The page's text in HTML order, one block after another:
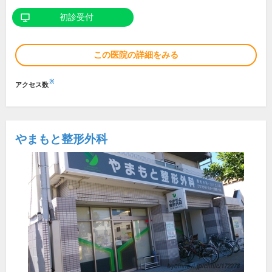
初診受付
この医院の詳細をみる
アクセス数※
やまもと整形外科